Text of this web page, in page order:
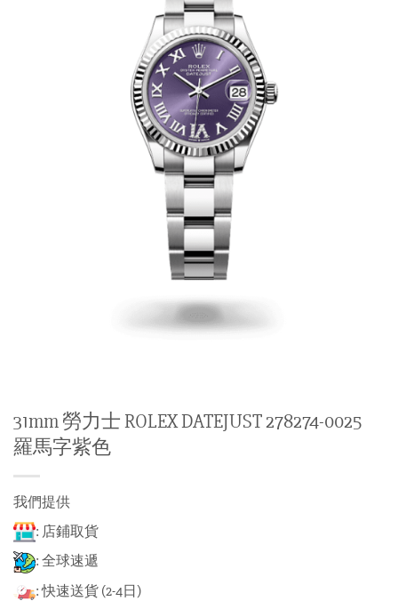
31mm 勞力士 ROLEX DATEJUST 278274-0025
羅馬字紫色
我們提供
: 店鋪取貨
: 全球速遞
: 快速送貨 (2-4日)